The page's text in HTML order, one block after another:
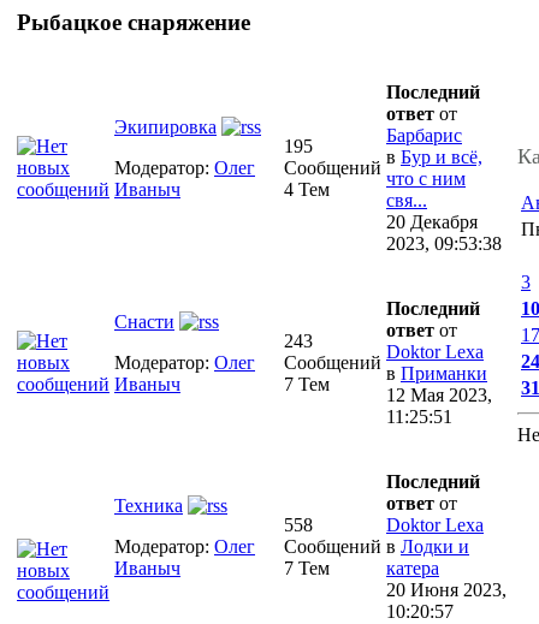
Рыбацкое снаряжение
Экипировка
Модератор: Олег
Иваныч
195
Сообщений
4 Тем
Последний
ответ от
Барбарис
в Бур и всё,
что с ним
свя...
20 Декабря
2023, 09:53:38
Снасти
Модератор: Олег
Иваныч
243
Сообщений
7 Тем
Последний
ответ от
Doktor Lexa
в Приманки
12 Мая 2023,
11:25:51
Техника
Модератор: Олег
Иваныч
558
Сообщений
7 Тем
Последний
ответ от
Doktor Lexa
в Лодки и
катера
20 Июня 2023,
10:20:57
3
10
17
24
31